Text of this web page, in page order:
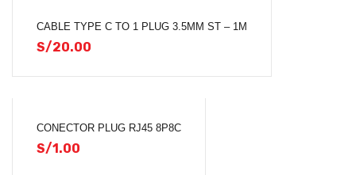
CABLE TYPE C TO 1 PLUG 3.5MM ST – 1M
S/20.00
CONECTOR PLUG RJ45 8P8C
S/1.00